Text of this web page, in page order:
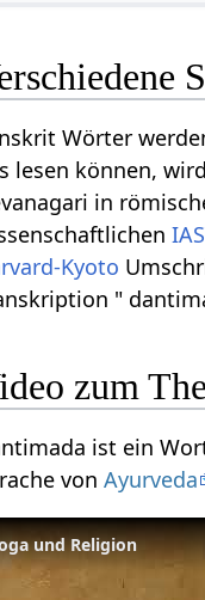
Wörter
lesen können,
in
Kyoto
"
zum
ist ein
vonAyurveda
und Religion